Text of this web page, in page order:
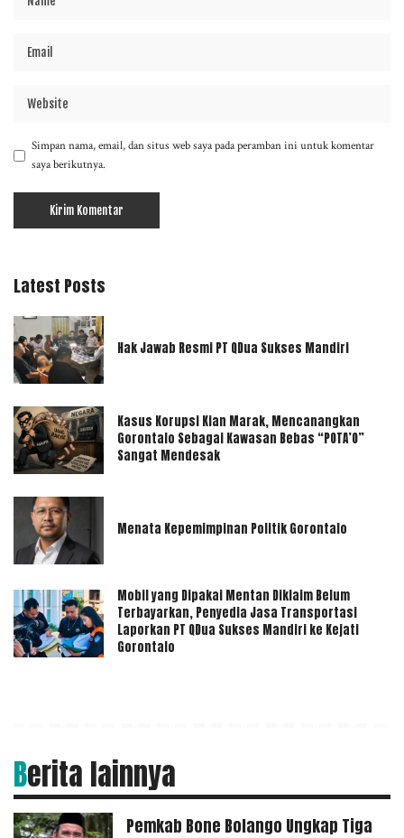
Simpan nama, email, dan situs web saya pada peramban ini untuk komentar
saya berikutnya.
Latest Posts
Hak Jawab Resmi PT QDua Sukses Mandiri
Kasus Korupsi Kian Marak, Mencanangkan
Gorontalo Sebagai Kawasan Bebas “POTA’O”
Sangat Mendesak
Menata Kepemimpinan Politik Gorontalo
Mobil yang Dipakai Mentan Diklaim Belum
Terbayarkan, Penyedia Jasa Transportasi
Laporkan PT QDua Sukses Mandiri ke Kejati
Gorontalo
Berita lainnya
Pemkab Bone Bolango Ungkap Tiga